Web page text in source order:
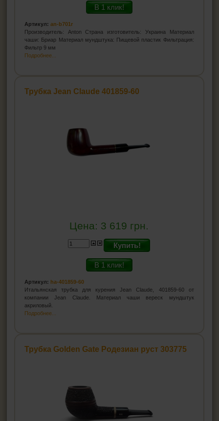
В 1 клик!
Артикул: an-b701r
Производитель: Anton Страна изготовитель: Украина Материал
чаши: Бриар Материал мундштука: Пищевой пластик Фильтрация:
Фильтр 9 мм
Подробнее...
Трубка Jean Claude 401859-60
Цена: 3 619 грн.
Купить!
В 1 клик!
Артикул: ha-401859-60
Итальянская трубка для курения Jean Claude, 401859-60 от
компании Jean Claude. Материал чаши вереск мундштук
акриловый.
Подробнее...
Трубка Golden Gate Родезиан руст 303775